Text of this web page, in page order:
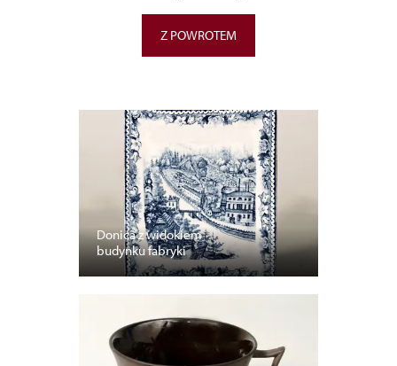
Z POWROTEM
Donica z widokiem
budynku fabryki